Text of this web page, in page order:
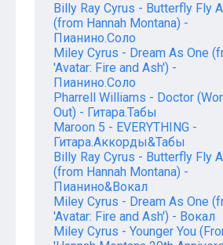
Billy Ray Cyrus - Butterfly Fly
(from Hannah Montana) -
Пианино.Соло
Miley Cyrus - Dream As One
'Avatar: Fire and Ash') -
Пианино.Соло
Pharrell Williams - Doctor
Out) - Гитара.Табы
Maroon 5 - EVERYTHING -
Гитара.Аккорды&Табы
Billy Ray Cyrus - Butterfly Fly
(from Hannah Montana) -
Пианино&Вокал
Miley Cyrus - Dream As One
'Avatar: Fire and Ash') - Вокал
Miley Cyrus - Younger You